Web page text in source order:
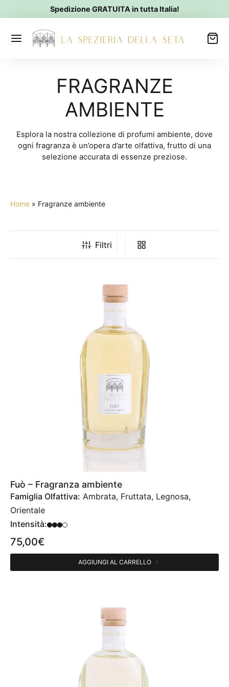
Spedizione GRATUITA in tutta Italia!
FRAGRANZE
AMBIENTE
Esplora la nostra collezione di profumi ambiente, dove
ogni fragranza è un’opera d’arte olfattiva, frutto di una
selezione accurata di essenze preziose.
Home » Fragranze ambiente
Filtri
Fuò – Fragranza ambiente
Famiglia Olfattiva: Ambrata, Fruttata, Legnosa,
Orientale
Intensità:
75,00€
AGGIUNGI AL CARRELLO